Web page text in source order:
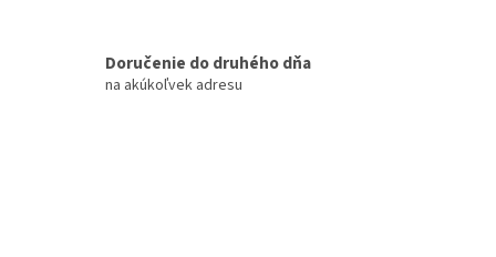
Doručenie do druhého dňa
na akúkoľvek adresu